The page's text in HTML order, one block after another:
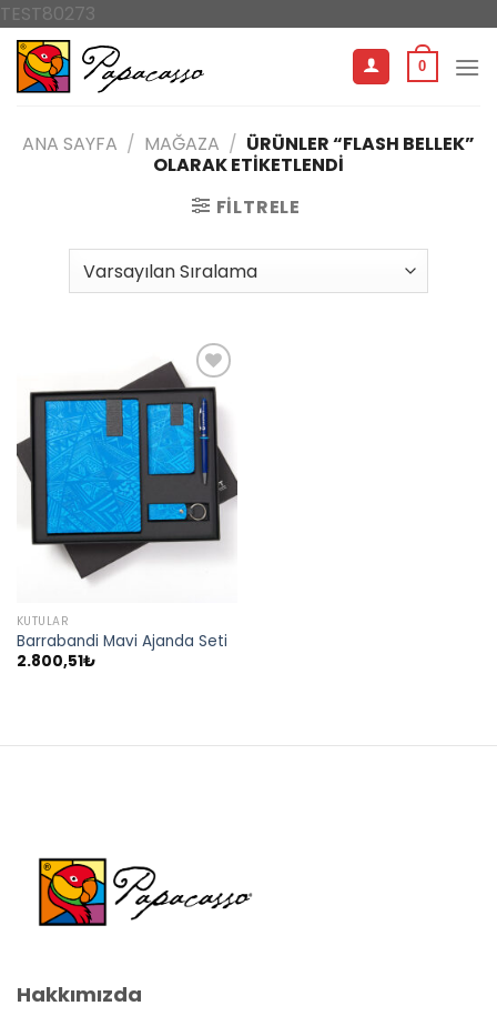
TEST80273
atla
0
ANA SAYFA / MAĞAZA / ÜRÜNLER “FLASH BELLEK”
OLARAK ETIKETLENDI
FILTRELE
İstek
listeme
ekle
KUTULAR
Barrabandi Mavi Ajanda Seti
2.800,51₺
Hakkımızda